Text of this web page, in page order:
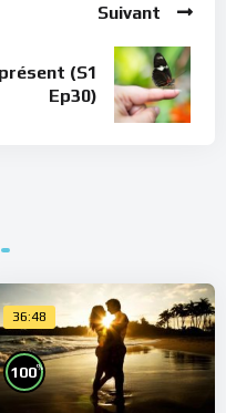
Suivant
(S1
Ep30)
36:48
100%